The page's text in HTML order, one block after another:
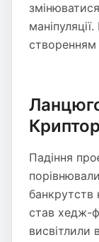
створенням
Падіння
банкрутств
став хедж-
висвітлили